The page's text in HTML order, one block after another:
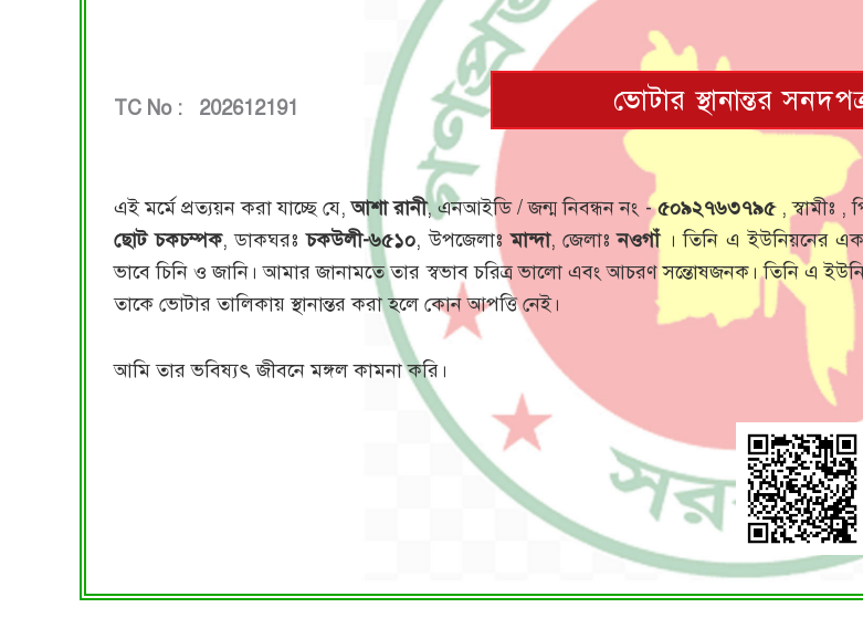
TC No : 202612191 ভোটার স্থানান্তর
এই মর্মে প্রত্যয়ন করা যাচ্ছে যে,আশা রানী, এনআইডি / জন্ম নিবন্ধন নং -৫০৯২৭৬৩৭৯৫, স্বামীঃ ,
ছোট চকচম্পক, ডাকঘরঃচকউলী-৬৫১০, উপজেলাঃমান্দা, জেলাঃনওগাঁ । তিনি এ ইউনিয়নের
ভাবে চিনি ও জানি। আমার জানামতে তার স্বভাব চরিত্র ভালো এবং আচরণ সন্তোষজনক। তিনি এ
তাকে ভোটার তালিকায় স্থানান্তর করা হলে কোন আপত্তি নেই।
আমি তার ভবিষ্যৎ জীবনে মঙ্গল কামনা করি।